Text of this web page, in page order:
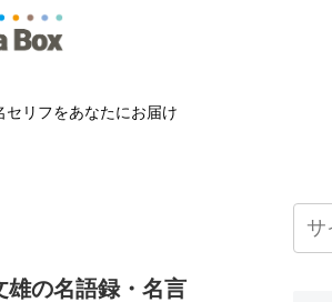
セリフをあなたにお届け
雄の名語録・名言